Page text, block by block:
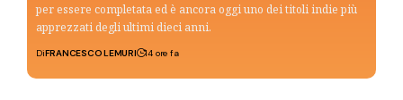
per essere completata ed è ancora oggi uno dei titoli indie più
apprezzati degli ultimi dieci anni.
DiFRANCESCO LEMURI 14 ore fa